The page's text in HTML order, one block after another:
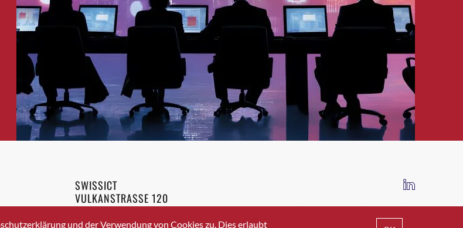
Brugg AG
Burgdorf
Bäretswil
Bülach
Cazis
Crissier
Davos Platz
SWISSICT
VULKANSTRASSE 120
8048 ZURICH
IMPRESSUM DATENSCHUTZ AGB
und der Verwendung von Cookies zu. Dies erlaubt